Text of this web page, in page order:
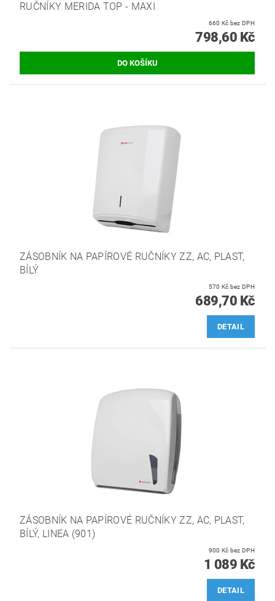
RUČNÍKY MERIDA TOP - MAXI
660 Kč bez DPH
798,60 Kč
ZÁSOBNÍK NA PAPÍROVÉ RUČNÍKY ZZ, AC, PLAST,
BÍLÝ
570 Kč bez DPH
689,70 Kč
DETAIL
ZÁSOBNÍK NA PAPÍROVÉ RUČNÍKY ZZ, AC, PLAST,
BÍLÝ, LINEA (901)
900 Kč bez DPH
1 089 Kč
DETAIL